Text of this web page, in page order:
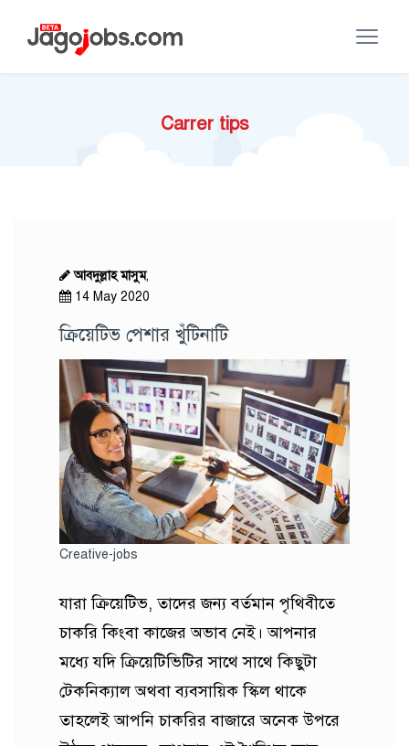
Carrer tips
আবদুল্লাহ মাসুম,
14 May 2020
ক্রিয়েটিভ পেশার খুঁটিনাটি
Creative-jobs
যারা ক্রিয়েটিভ, তাদের জন্য বর্তমান পৃথিবীতে
চাকরি কিংবা কাজের অভাব নেই। আপনার
মধ্যে যদি ক্রিয়েটিভিটির সাথে সাথে কিছুটা
টেকনিক্যাল অথবা ব্যবসায়িক স্কিল থাকে
তাহলেই আপনি চাকরির বাজারে অনেক উপরে